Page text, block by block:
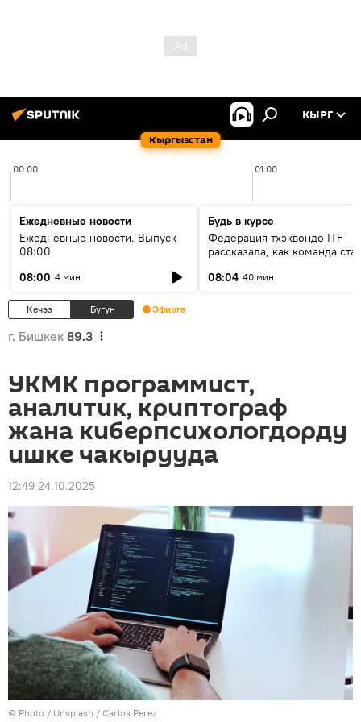
Кыргызстан
КЫРГ
00:00 01:00
Ежедневные новости
Ежедневные новости. Выпуск
08:00
08:00 4 мин
Будь в курсе
Федерация тхэквондо ITF
рассказала, как команда
08:04 40 мин
Кечээ Бүгүн Эфирге
г. Бишкек 89.3
УКМК программист,
аналитик, криптограф
жана киберпсихологдорду
ишке чакырууда
12:49 24.10.2025
© Photo / Unsplash / Carlos Perez